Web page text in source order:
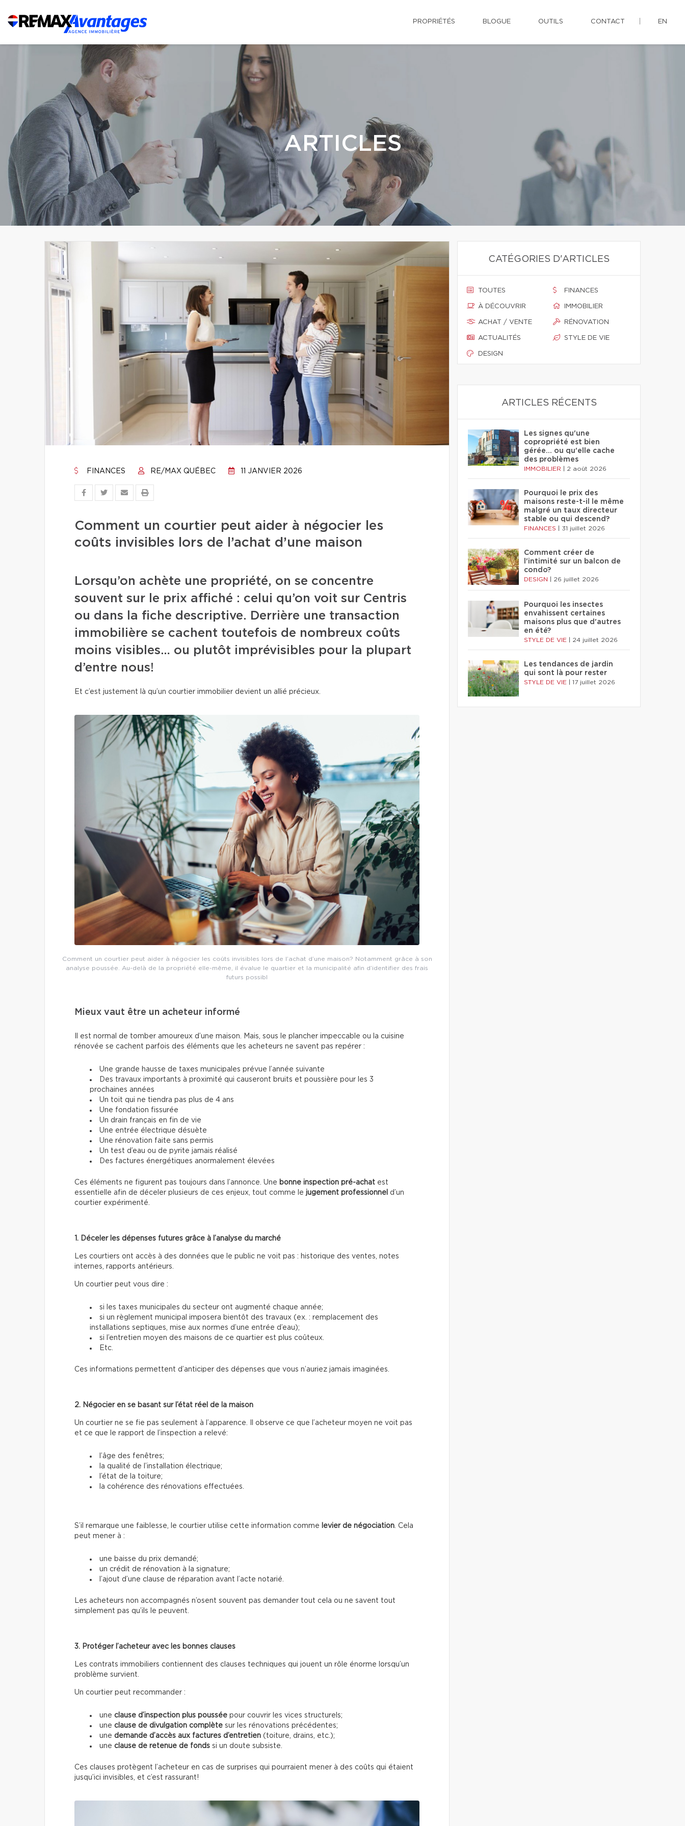
PROPRIÉTÉS BLOGUE OUTILS CONTACT EN
ARTICLES
FINANCES RE/MAX QUÉBEC 11 JANVIER 2026
Comment un courtier peut aider à négocier les
coûts invisibles lors de l’achat d’une maison
Lorsqu’on achète une propriété, on se concentre
souvent sur le prix affiché : celui qu’on voit sur Centris
ou dans la fiche descriptive. Derrière une transaction
immobilière se cachent toutefois de nombreux coûts
moins visibles… ou plutôt imprévisibles pour la plupart
d’entre nous!
Et c’est justement là qu’un courtier immobilier devient un allié précieux.
Comment un courtier peut aider à négocier les coûts invisibles lors de l’achat d’une maison? Notamment grâce à son
analyse poussée. Au-delà de la propriété elle-même, il évalue le quartier et la municipalité afin d’identifier des frais
futurs possibl
Mieux vaut être un acheteur informé
Il est normal de tomber amoureux d’une maison. Mais, sous le plancher impeccable ou la cuisine
rénovée se cachent parfois des éléments que les acheteurs ne savent pas repérer :
Une grande hausse de taxes municipales prévue l’année suivante
Des travaux importants à proximité qui causeront bruits et poussière pour les 3
prochaines années
Un toit qui ne tiendra pas plus de 4 ans
Une fondation fissurée
Un drain français en fin de vie
Une entrée électrique désuète
Une rénovation faite sans permis
Un test d’eau ou de pyrite jamais réalisé
Des factures énergétiques anormalement élevées
Ces éléments ne figurent pas toujours dans l’annonce. Une bonne inspection pré-achat est
essentielle afin de déceler plusieurs de ces enjeux, tout comme le jugement professionnel d’un
courtier expérimenté.
1. Déceler les dépenses futures grâce à l’analyse du marché
Les courtiers ont accès à des données que le public ne voit pas : historique des ventes, notes
internes, rapports antérieurs.
Un courtier peut vous dire :
si les taxes municipales du secteur ont augmenté chaque année;
si un règlement municipal imposera bientôt des travaux (ex. : remplacement des
installations septiques, mise aux normes d’une entrée d’eau);
si l’entretien moyen des maisons de ce quartier est plus coûteux.
Etc.
Ces informations permettent d’anticiper des dépenses que vous n’auriez jamais imaginées.
2. Négocier en se basant sur l’état réel de la maison
Un courtier ne se fie pas seulement à l’apparence. Il observe ce que l’acheteur moyen ne voit pas
et ce que le rapport de l’inspection a relevé:
l’âge des fenêtres;
la qualité de l’installation électrique;
l’état de la toiture;
la cohérence des rénovations effectuées.
S’il remarque une faiblesse, le courtier utilise cette information comme levier de négociation. Cela
peut mener à :
une baisse du prix demandé;
un crédit de rénovation à la signature;
l’ajout d’une clause de réparation avant l’acte notarié.
Les acheteurs non accompagnés n’osent souvent pas demander tout cela ou ne savent tout
simplement pas qu’ils le peuvent.
3. Protéger l’acheteur avec les bonnes clauses
Les contrats immobiliers contiennent des clauses techniques qui jouent un rôle énorme lorsqu’un
problème survient.
Un courtier peut recommander :
une clause d’inspection plus poussée pour couvrir les vices structurels;
une clause de divulgation complète sur les rénovations précédentes;
une demande d’accès aux factures d’entretien (toiture, drains, etc.);
une clause de retenue de fonds si un doute subsiste.
Ces clauses protègent l’acheteur en cas de surprises qui pourraient mener à des coûts qui étaient
jusqu’ici invisibles, et c’est rassurant!
CATÉGORIES D'ARTICLES
TOUTES
À DÉCOUVRIR
ACHAT / VENTE
ACTUALITÉS
DESIGN
FINANCES
IMMOBILIER
RÉNOVATION
STYLE DE VIE
ARTICLES RÉCENTS
Les signes qu'une
copropriété est bien
gérée… ou qu'elle cache
des problèmes
IMMOBILIER 2 août 2026
Pourquoi le prix des
maisons reste-t-il le même
malgré un taux directeur
stable ou qui descend?
FINANCES 31 juillet 2026
Comment créer de
l'intimité sur un balcon de
condo?
DESIGN 26 juillet 2026
Pourquoi les insectes
envahissent certaines
maisons plus que d'autres
en été?
STYLE DE VIE 24 juillet 2026
Les tendances de jardin
qui sont là pour rester
STYLE DE VIE 17 juillet 2026